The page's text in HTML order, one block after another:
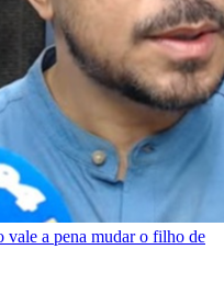
vale a pena mudar o filho de